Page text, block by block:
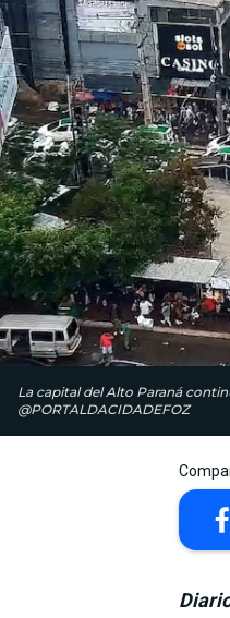
La capital del Alto Paraná
@PORTALDACIDADEFOZ